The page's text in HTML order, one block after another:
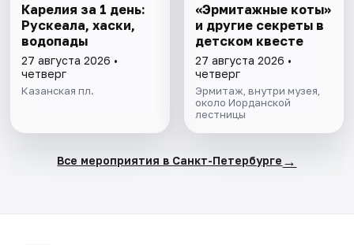
Карелия за 1 день:
Рускеала, хаски,
водопады
27 августа 2026 •
четверг
Казанская пл.
«Эрмитажные коты»
и другие секреты в
детском квесте
27 августа 2026 •
четверг
Эрмитаж, внутри музея,
около Иорданской
лестницы
Все мероприятия в Санкт-Петербурге →